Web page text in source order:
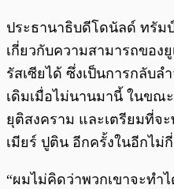
พร้อมเล่น
ประธานาธิบดีโดนัลด์ ทรัม
เกี่ยวกับความสามารถของ
รัสเซียได้ ซึ่งเป็นการกลับ
เดิมเมื่อไม่นานมานี้ ในขณ
ยุติสงคราม และเตรียมที่จ
เมียร์ ปูติน อีกครั้งในอีกไม่
“ผมไม่คิดว่าพวกเขาจะทำ